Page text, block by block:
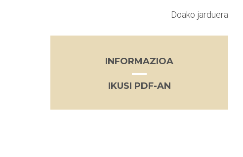
Doako jarduera
INFORMAZIOA
IKUSI PDF-AN